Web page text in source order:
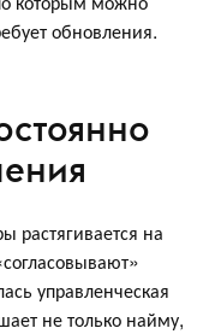
обновления.
растягивается на
управленческая
не только найму,